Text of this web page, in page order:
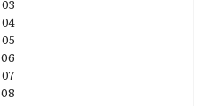
03
04
05
06
07
08